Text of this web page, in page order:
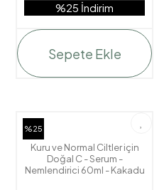
%25 İndirim
Sepete Ekle
%25
Kuru ve Normal Ciltler için
Doğal C - Serum -
Nemlendirici 60ml - Kakadu